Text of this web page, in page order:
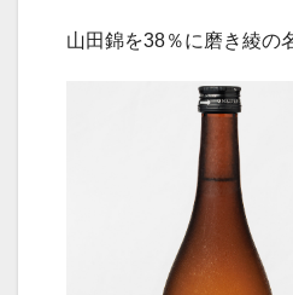
山田錦を38％に磨き綾の